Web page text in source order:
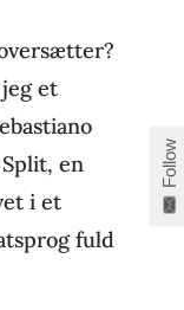
et
en
i et
fuld
Follow